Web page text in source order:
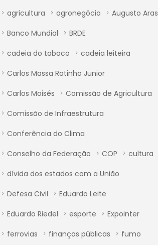
agricultura agronegócio
Augusto Aras
Banco Mundial
BRDE
cadeia do tabaco
cadeia leiteira
Carlos Massa Ratinho Junior
Carlos Moisés
Comissão de Agricultura
Comissão de Infraestrutura
Conferência do Clima
Conselho da Federação
COP
cultura
dívida dos estados com a União
Defesa Civil
Eduardo Leite
Eduardo Riedel
esporte
Expointer
ferrovias
finanças públicas
fumo